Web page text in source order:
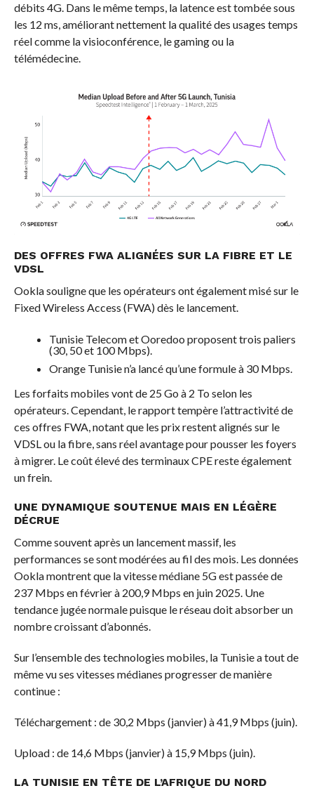
débits 4G. Dans le même temps, la latence est tombée sous
les 12 ms, améliorant nettement la qualité des usages temps
réel comme la visioconférence, le gaming ou la
télémédecine.
DES OFFRES FWA ALIGNÉES SUR LA FIBRE ET LE
VDSL
Ookla souligne que les opérateurs ont également misé sur le
Fixed Wireless Access (FWA) dès le lancement.
Tunisie Telecom et Ooredoo proposent trois paliers
(30, 50 et 100 Mbps).
Orange Tunisie n’a lancé qu’une formule à 30 Mbps.
Les forfaits mobiles vont de 25 Go à 2 To selon les
opérateurs. Cependant, le rapport tempère l’attractivité de
ces offres FWA, notant que les prix restent alignés sur le
VDSL ou la fibre, sans réel avantage pour pousser les foyers
à migrer. Le coût élevé des terminaux CPE reste également
un frein.
UNE DYNAMIQUE SOUTENUE MAIS EN LÉGÈRE
DÉCRUE
Comme souvent après un lancement massif, les
performances se sont modérées au fil des mois. Les données
Ookla montrent que la vitesse médiane 5G est passée de
237 Mbps en février à 200,9 Mbps en juin 2025. Une
tendance jugée normale puisque le réseau doit absorber un
nombre croissant d’abonnés.
Sur l’ensemble des technologies mobiles, la Tunisie a tout de
même vu ses vitesses médianes progresser de manière
continue :
Téléchargement : de 30,2 Mbps (janvier) à 41,9 Mbps (juin).
Upload : de 14,6 Mbps (janvier) à 15,9 Mbps (juin).
LA TUNISIE EN TÊTE DE L’AFRIQUE DU NORD